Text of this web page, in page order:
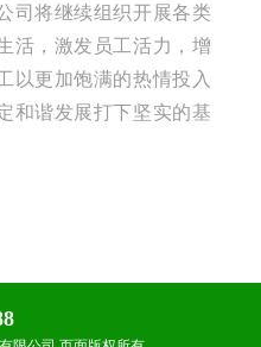
司将继续组织开展各类
活，激发员工活力，增
以更加饱满的热情投入
和谐发展打下坚实的基